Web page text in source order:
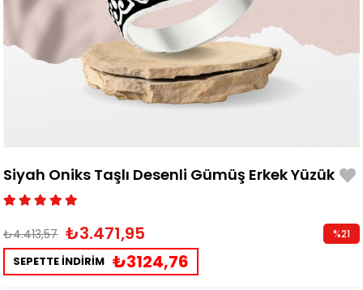
Siyah Oniks Taşlı Desenli Gümüş Erkek Yüzük
₺4.413,57 ₺3.471,95
SEPETTE İNDİRİM ₺3124,76
%21